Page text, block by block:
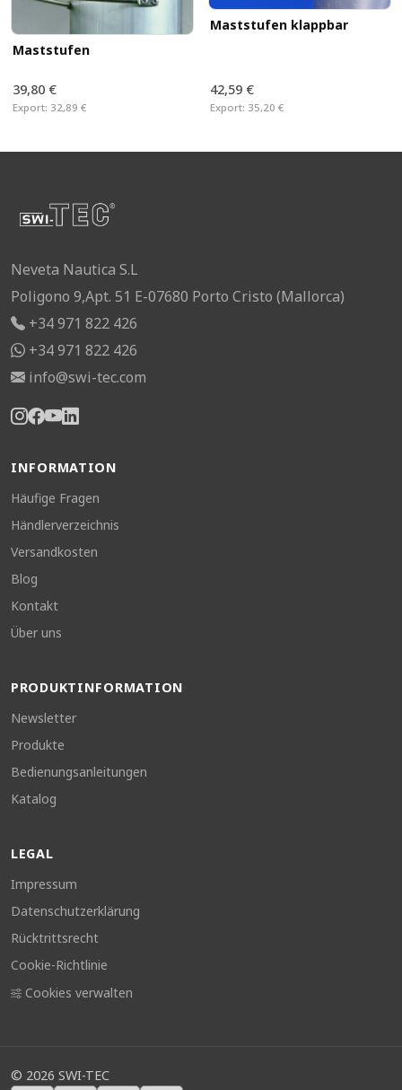
Maststufen
39,80 €
Export: 32,89 €
Maststufen klappbar
42,59 €
Export: 35,20 €
Neveta Nautica S.L
Poligono 9,Apt. 51 E-07680 Porto Cristo (Mallorca)
+34 971 822 426
+34 971 822 426
info@swi-tec.com
INFORMATION
Häufige Fragen
Händlerverzeichnis
Versandkosten
Blog
Kontakt
Über uns
PRODUKTINFORMATION
Newsletter
Produkte
Bedienungsanleitungen
Katalog
LEGAL
Impressum
Datenschutzerklärung
Rücktrittsrecht
Cookie-Richtlinie
Cookies verwalten
© 2026 SWI-TEC